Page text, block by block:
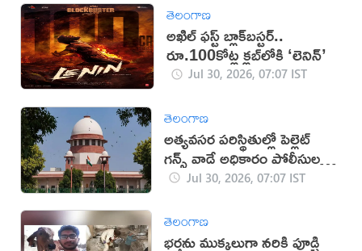
తెలంగాణ
అఖిల్ ఫస్ట్ బ్లాక్‌బస్టర్..
రూ.100కోట్ల క్లబ్‌లోకి ‘లెనిన్‌’
Jul 30, 2026, 07:07 IST
తెలంగాణ
అత్యవసర పరిస్థితుల్లో పెల్లెట్
గన్స్ వాడే అధికారం పోలీసులకు
ఉంది: సుప్రీం
Jul 30, 2026, 07:07 IST
తెలంగాణ
భర్తను ముక్కలుగా నరికి పూడ్చి